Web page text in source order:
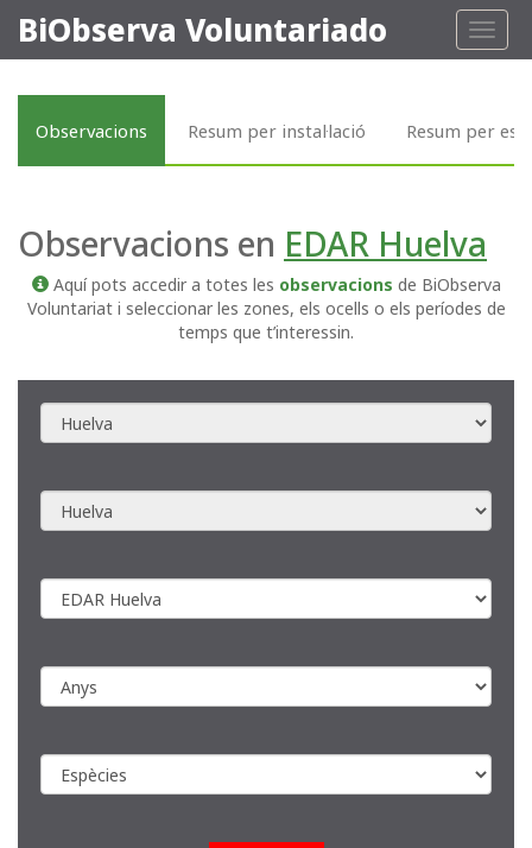
Toggle
BiObserva Voluntariado
Observacions Resum per instal·lació Resum per
Observacions en EDAR Huelva
Aquí pots accedir a totes les observacions de BiObserva
Voluntariat i seleccionar les zones, els ocells o els períodes de
temps que t’interessin.